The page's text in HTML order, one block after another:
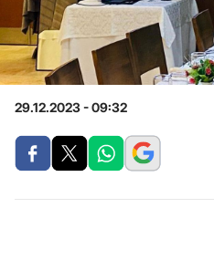
29.12.2023 - 09:32